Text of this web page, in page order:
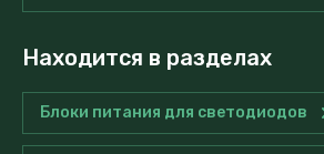
Находится в разделах
Блоки питания для светодиодов